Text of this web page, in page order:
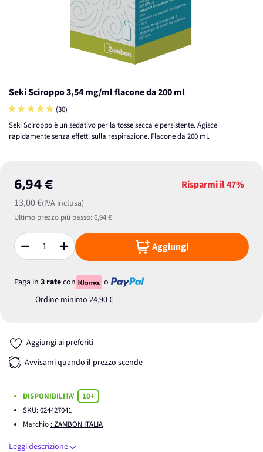
Seki Sciroppo 3,54 mg/ml flacone da 200 ml
(30)
Seki Sciroppo è un sedativo per la tosse secca e persistente. Agisce
rapidamente senza effetti sulla respirazione. Flacone da 200 ml.
6,94 €
13,00 €(IVA inclusa)
Risparmi il47%
Ultimo prezzo più basso:6,94 €
Quantità Aggiungi
Paga in 3 ratecon
o
Ordine minimo 24,90 €
Aggiungi ai preferiti
Avvisami quando il prezzo scende
DISPONIBILITA'
10+
SKU:024427041
Marchio : ZAMBON ITALIA
Leggi descrizione